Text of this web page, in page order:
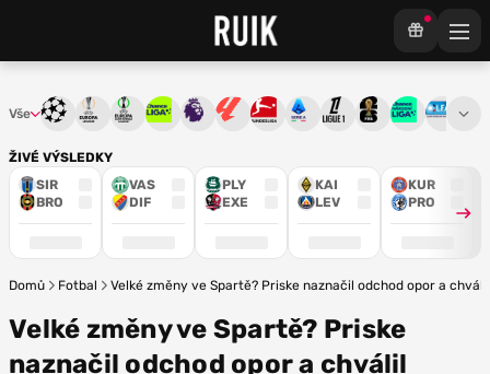
ŽIVÉ VÝSLEDKY
SIR
BRO
VAS
DIF
PLY
EXE
KAI
LEV
KUR
PRO
Vše Liga mistrůEvropská liga
Konferenční liga
Chance ligaPremier League
La LigaBundesliga
Serie ALigue 1Mistrovství světa
Chance3. ČFL
Domů Fotbal Velké změny ve Spartě? Priske naznačil odchod opor a
Velké změny ve Spartě? Priske
naznačil odchod opor a chválil